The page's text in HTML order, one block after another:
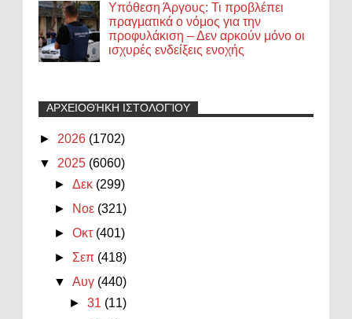
Υπόθεση Άργους: Τι προβλέπει
πραγματικά ο νόμος για την
προφυλάκιση – Δεν αρκούν μόνο οι
ισχυρές ενδείξεις ενοχής
ΑΡΧΕΙΟΘΉΚΗ ΙΣΤΟΛΟΓΊΟΥ
► 2026 (1702)
▼ 2025 (6060)
►Δεκ (299)
►
Νοε (321)
►Οκτ (401)
► Σεπ (418)
▼Αυγ (440)
►31 (11)